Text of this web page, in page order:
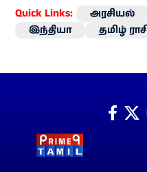
Quick Links: அரசியல்
இந்தியா
தமிழ்